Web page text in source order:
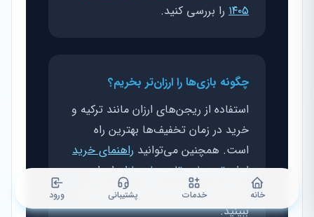
۱۴۰۵ را بررسی کنید.
چگونه بازی‌ها را ارزان‌تر بخریم؟
استفاده از ریجن‌های ارزان مانند ترکیه و
خرید در زمان تخفیف‌ها بهترین راه
است. همچنین می‌توانید راهنمای خرید
ارزان ترین لپ تاپ های بازاررا برای
صرفه‌جویی در هزینه‌های سخت‌افزاری
ببینید.
خانه خدمات پشتیبانی ورود